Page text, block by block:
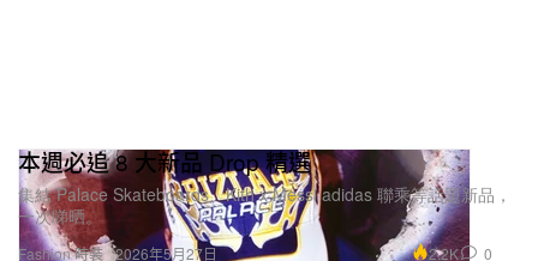
Fashion 時裝
本週必追 8 大新品 Drop 精選
集結 Palace Skateboards、Kith x Messi adidas 聯乘等話題新品，
一次睇晒。
2026年5月27日 2.2K 0